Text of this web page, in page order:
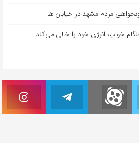
مردم مشهد در خیابان ها
خواب، انرژی خود را خالی می‌کند